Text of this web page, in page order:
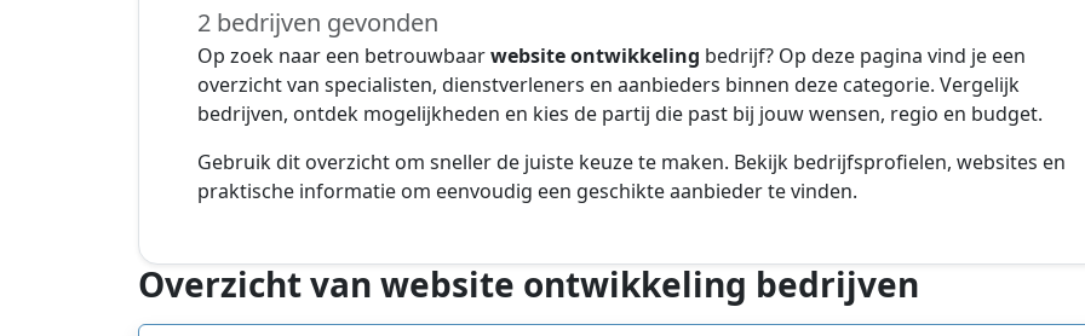
2 bedrijven gevonden
Op zoek naar een betrouwbaarwebsite ontwikkeling bedrijf? Op deze pagina vind je een
overzicht van specialisten, dienstverleners en aanbieders binnen deze categorie. Vergelijk
bedrijven, ontdek mogelijkheden en kies de partij die past bij jouw wensen, regio en budget.
Gebruik dit overzicht om sneller de juiste keuze te maken. Bekijk bedrijfsprofielen, websites en
praktische informatie om eenvoudig een geschikte aanbieder te vinden.
Overzicht van website ontwikkeling bedrijven